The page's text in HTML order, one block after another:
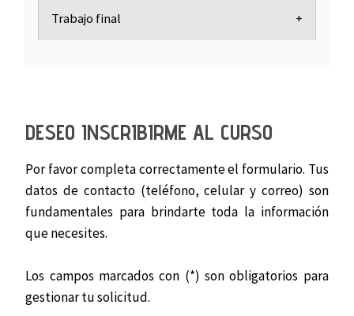
Trabajo final
DESEO INSCRIBIRME AL CURSO
Por favor completa correctamente el formulario. Tus
datos de contacto (teléfono, celular y correo) son
fundamentales para brindarte toda la información
que necesites.
Los campos marcados con (*) son obligatorios para
gestionar tu solicitud.